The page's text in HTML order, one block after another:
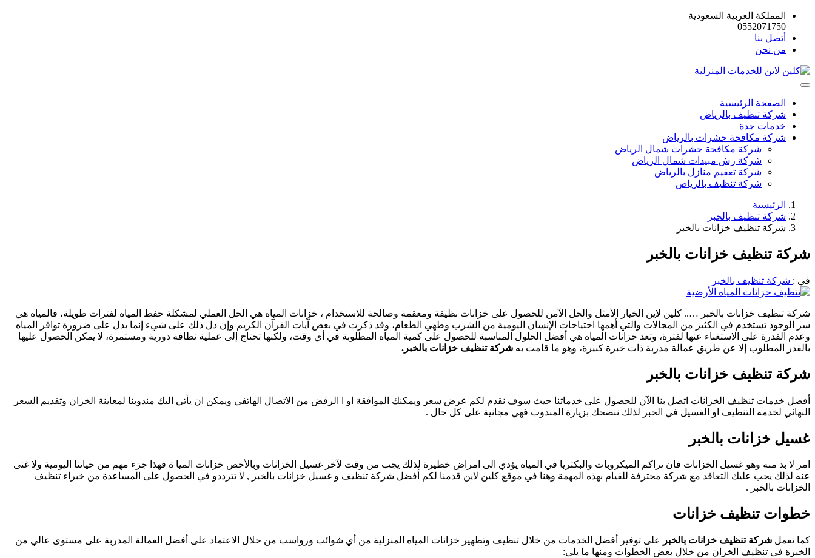
المملكة العربية السعودية
0552071750
أتصل بنا
من نحن
الصفحة الرئيسية
شركة تنظيف بالرياض
خدمات جدة
شركة مكافحة حشرات بالرياض
شركة مكافحة حشرات شمال الرياض
شركة رش مبيدات شمال الرياض
شركة تعقيم منازل بالرياض
شركة تنظيف بالرياض
الرئيسية
شركة تنظيف بالخبر
شركة تنظيف خزانات بالخبر
شركة تنظيف خزانات بالخبر
في : شركة تنظيف بالخبر
شركة تنظيف خزانات بالخبر ….. كلين لاين الخيار الأمثل والحل الآمن للحصول على خزانات نظيفة ومعقمة وصالحة للاستخدام ، خزانات المياه هي الحل العملي لمشكلة حفظ المياه لفترات طويلة، فالمياه هي
سر الوجود تستخدم في الكثير من المجالات والتي أهمها احتياجات الإنسان اليومية من الشرب وطهي الطعام، وقد ذكرت في بعض آيات القرآن الكريم وإن دل ذلك على شيء إنما يدل على ضرورة توافر المياه
وعدم القدرة على الاستغناء عنها لفترة، وتعد خزانات المياه هي أفضل الحلول المناسبة للحصول على كمية المياه المطلوبة في أي وقت، ولكنها تحتاج إلى عملية نظافة دورية ومستمرة، لا يمكن الحصول عليها
بالقدر المطلوب إلا عن طريق عمالة مدربة ذات خبرة كبيرة، وهو ما قامت به شركة تنظيف خزانات بالخبر.
شركة تنظيف خزانات بالخبر
أفضل خدمات تنظيف الخزانات اتصل بنا الآن للحصول على خدماتنا حيث سوف نقدم لكم عرض سعر ويمكنك الموافقة او ا الرفض من الاتصال الهاتفي ويمكن ان يأتي اليك مندوبنا لمعاينة الخزان وتقديم السعر
النهائي لخدمة التنظيف او الغسيل في الخبر لذلك ننصحك بزيارة المندوب فهي مجانية على كل حال .
غسيل خزانات بالخبر
امر لا بد منه وهو غسيل الخزانات فان تراكم الميكروبات والبكتريا في المياه يؤدي الى امراض خطيرة لذلك يجب من وقت لآخر غسيل الخزانات وبالأخص خزانات الميا ة فهذا جزء مهم من حياتنا اليومية ولا غنى
عنه لذلك يجب عليك التعاقد مع شركة محترفة للقيام بهذه المهمة وهنا في موقع كلين لاين قدمنا لكم أفضل شركة تنظيف و غسيل خزانات بالخبر , لا تترددو في الحصول على المساعدة من خبراء تنظيف
الخزانات بالخبر .
خطوات تنظيف خزانات
كما تعمل شركة تنظيف خزانات بالخبر
على توفير أفضل الخدمات من خلال تنظيف وتطهير خزانات المياه المنزلية من أي شوائب ورواسب من خلال الاعتماد على أفضل العمالة المدربة على مستوى عالي من
الخبرة في تنظيف الخزان من خلال بعض الخطوات ومنها ما يلي: